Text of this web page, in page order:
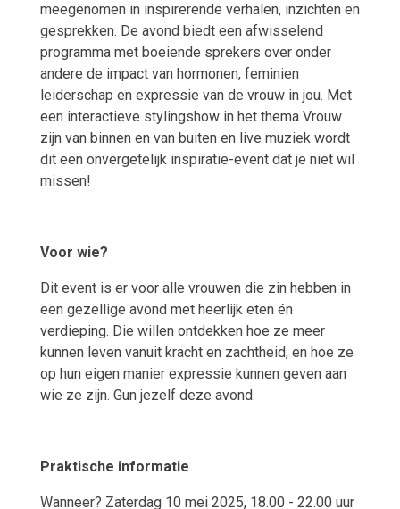
meegenomen in inspirerende verhalen, inzichten en
gesprekken. De avond biedt een afwisselend
programma met boeiende sprekers over onder
andere de impact van hormonen, feminien
leiderschap en expressie van de vrouw in jou. Met
een interactieve stylingshow in het thema Vrouw
zijn van binnen en van buiten en live muziek wordt
dit een onvergetelijk inspiratie-event dat je niet wil
missen!
Voor wie?
Dit event is er voor alle vrouwen die zin hebben in
een gezellige avond met heerlijk eten én
verdieping. Die willen ontdekken hoe ze meer
kunnen leven vanuit kracht en zachtheid, en hoe ze
op hun eigen manier expressie kunnen geven aan
wie ze zijn. Gun jezelf deze avond.
Praktische informatie
Wanneer? Zaterdag 10 mei 2025, 18.00 - 22.00 uur